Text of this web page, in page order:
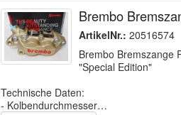
Brembo
ArtikelNr.: 20516574
Brembo Bremszange
"Special Edition"
Technische Daten:
- Kolbendurchmesser…